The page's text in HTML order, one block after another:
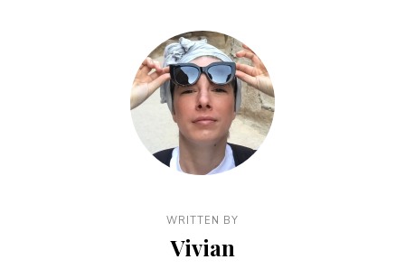
WRITTEN BY
Vivian